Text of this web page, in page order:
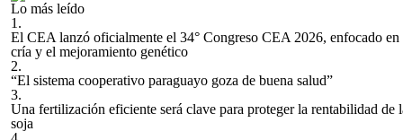
Lo más leído
1.
El CEA lanzó oficialmente el 34° Congreso CEA 2026, enfocado en
cría y el mejoramiento genético
2.
“El sistema cooperativo paraguayo goza de buena salud”
3.
Una fertilización eficiente será clave para proteger la rentabilidad de
soja